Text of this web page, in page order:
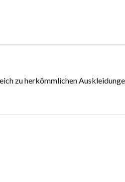
zu herkömmlichen